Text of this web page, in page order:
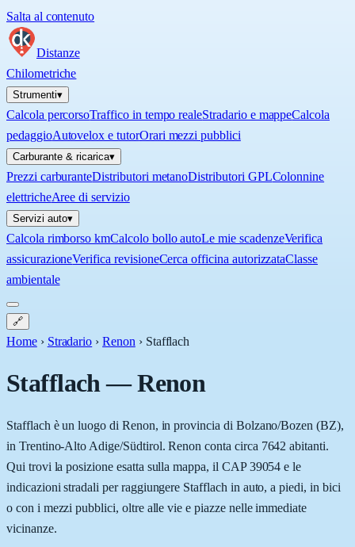
Salta al contenuto
Distanze
Chilometriche
Strumenti▾
Calcola percorsoTraffico in tempo realeStradario e mappeCalcola
pedaggioAutovelox e tutorOrari mezzi pubblici
Carburante & ricarica▾
Prezzi carburanteDistributori metanoDistributori GPLColonnine
elettricheAree di servizio
Servizi auto▾
Calcola rimborso kmCalcolo bollo autoLe mie scadenzeVerifica
assicurazioneVerifica revisioneCerca officina autorizzataClasse
ambientale
🔗
Home › Stradario › Renon › Stafflach
Stafflach—Renon
Stafflach è un luogo di Renon, in provincia di Bolzano/Bozen (BZ),
in Trentino-Alto Adige/Südtirol. Renon conta circa 7642 abitanti.
Qui trovi la posizione esatta sulla mappa, il CAP 39054 e le
indicazioni stradali per raggiungere Stafflach in auto, a piedi, in bici
o con i mezzi pubblici, oltre alle vie e piazze nelle immediate
vicinanze.